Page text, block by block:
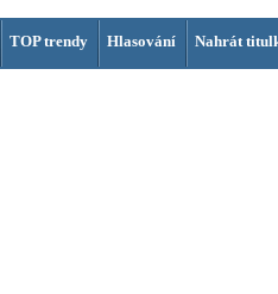
TOP trendy Hlasování Nahrát